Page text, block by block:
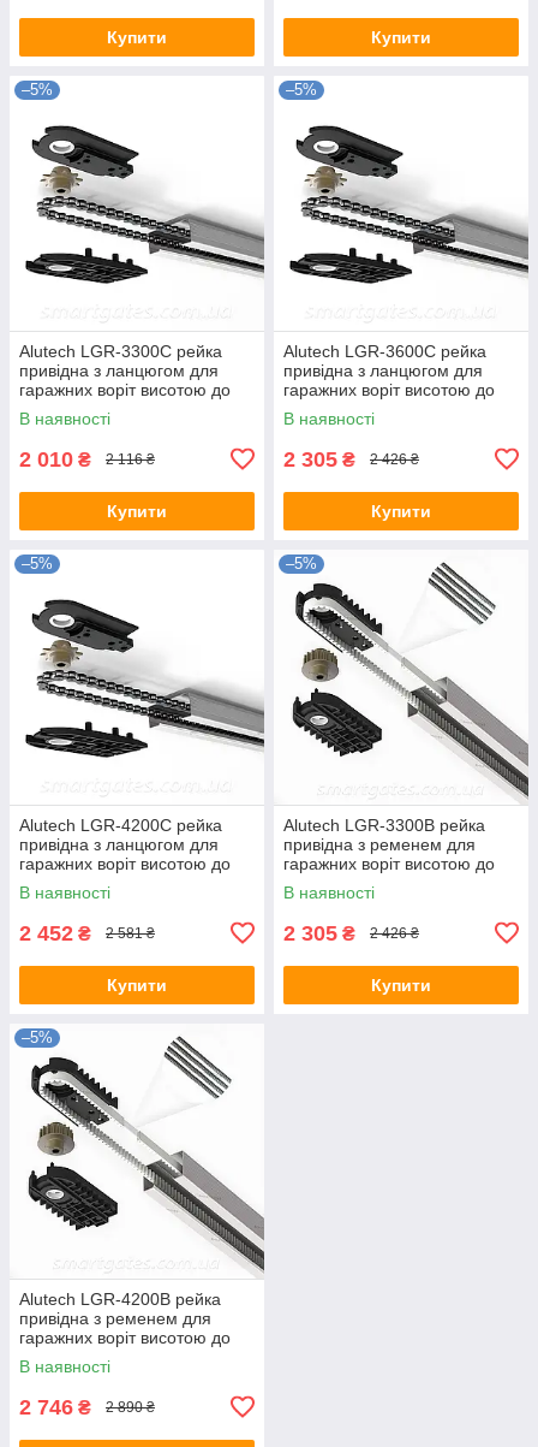
Купити Купити
–5%
Alutech LGR-3300C рейка
привідна з ланцюгом для
гаражних воріт висотою до
2,4 м
В наявності
2 010 ₴ 2 116 ₴
Купити
–5%
Alutech LGR-3600C рейка
привідна з ланцюгом для
гаражних воріт висотою до
2,7 м
В наявності
2 305 ₴ 2 426 ₴
Купити
–5%
Alutech LGR-4200C рейка
привідна з ланцюгом для
гаражних воріт висотою до
3,3 м
В наявності
2 452 ₴ 2 581 ₴
Купити
–5%
Alutech LGR-3300B рейка
привідна з ременем для
гаражних воріт висотою до
2,4 м
В наявності
2 305 ₴ 2 426 ₴
Купити
–5%
Alutech LGR-4200B рейка
привідна з ременем для
гаражних воріт висотою до
3,3 м
В наявності
2 746 ₴ 2 890 ₴